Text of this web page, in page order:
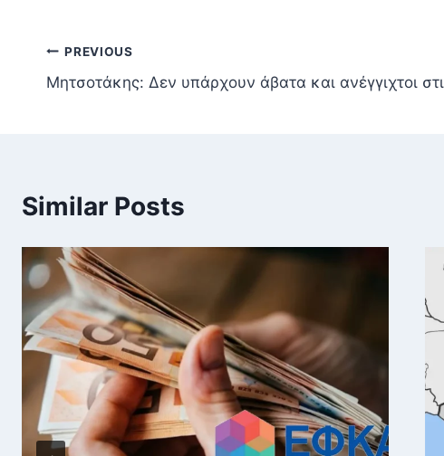
Πλοήγηση
άρθρων
PREVIOUS
Μητσοτάκης: Δεν υπάρχουν άβατα και ανέγγιχτοι
Similar Posts